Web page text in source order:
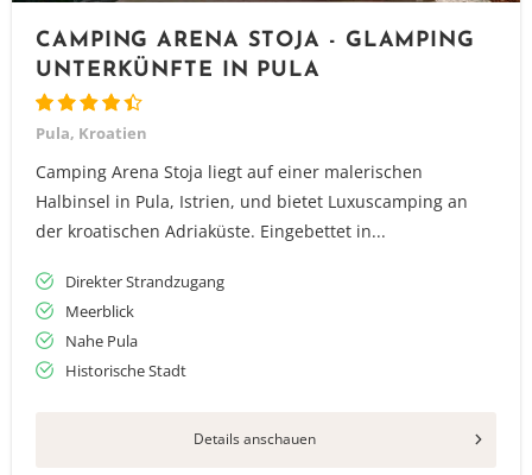
CAMPING ARENA STOJA - GLAMPING
UNTERKÜNFTE IN PULA
Pula, Kroatien
Camping Arena Stoja liegt auf einer malerischen
Halbinsel in Pula, Istrien, und bietet Luxuscamping an
der kroatischen Adriaküste. Eingebettet in...
Direkter Strandzugang
Meerblick
Nahe Pula
Historische Stadt
Details anschauen